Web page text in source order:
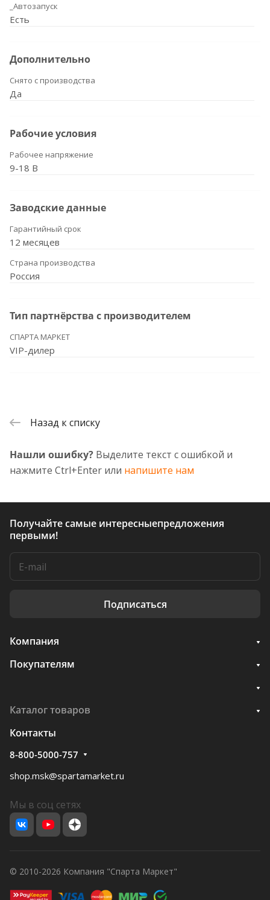
_Автозапуск
Есть
Дополнительно
Снято с производства
Да
Рабочие условия
Рабочее напряжение
9-18 В
Заводские данные
Гарантийный срок
12 месяцев
Страна производства
Россия
Тип партнёрства с производителем
СПАРТА МАРКЕТ
VIP-дилер
Назад к списку
Нашли ошибку? Выделите текст с ошибкой и
нажмите Ctrl+Enter или напишите нам
Получайте самые интересныепредложения
первыми!
Подписаться
Компания
Покупателям
Каталог товаров
Контакты
8-800-5000-757
shop.msk@spartamarket.ru
Мы в соц сетях
© 2010-2026 Компания "Спарта Маркет"